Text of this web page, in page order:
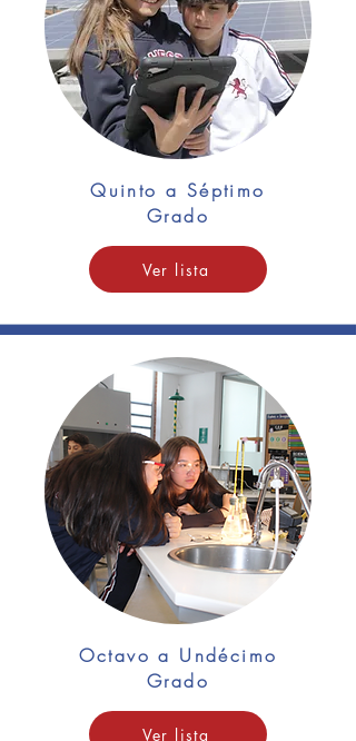
Quinto a Séptimo
Grado
Ver lista
Octavo a Undécimo
Grado
Ver lista